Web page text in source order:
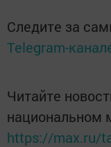
Следите за
Telegram-
Читайте
национальном
https://max.ru/